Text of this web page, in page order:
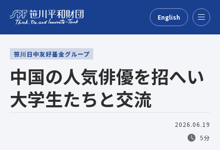
English
笹川日中友好基金グループ
中国の人気俳優を招へい
大学生たちと交流
2026.06.19
5分